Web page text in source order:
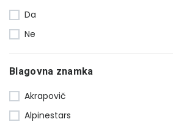
Da
Ne
Blagovna znamka
Akrapovič
Alpinestars